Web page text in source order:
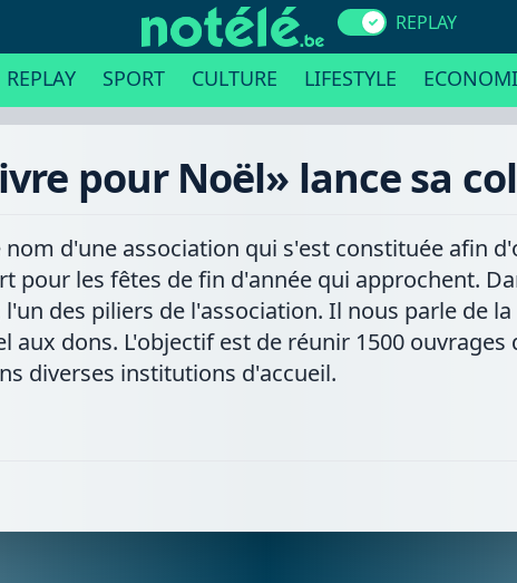
REPLAY
REPLAY SPORT CULTURE LIFESTYLE
pour Noël» lance sa
d'une association qui s'est constituée afin
pour les fêtes de fin d'année qui approchent.
l'un des piliers de l'association. Il nous parle de
aux dons. L'objectif est de réunir 1500
diverses institutions d'accueil.